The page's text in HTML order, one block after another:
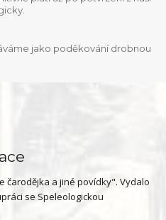
jako poděkování drobnou
čarodějka a jiné povídky". Vydalo
se Speleologickou